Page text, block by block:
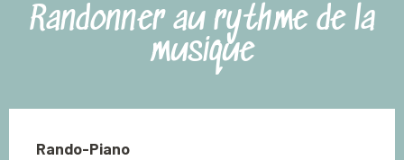
Randonner au rythme de la
musique
Rando-Piano